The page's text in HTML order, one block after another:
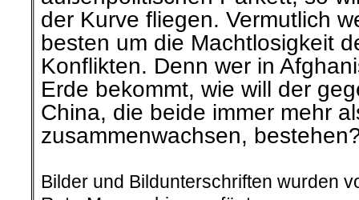
der Kurve fliegen. Vermutlich
besten um die Machtlosigkeit
Konflikten. Denn wer in
Erde bekommt, wie will der
China, die beide immer mehr
zusammenwachsen,
Bilder und Bildunterschriften wurden